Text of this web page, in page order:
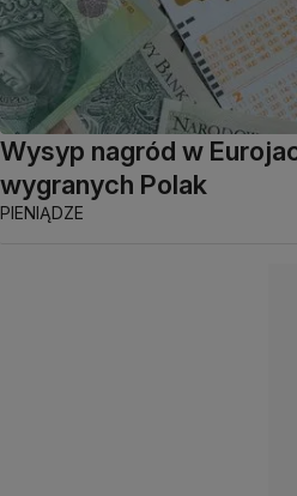
Wysyp nagród w
wygranych Polak
PIENIĄDZE